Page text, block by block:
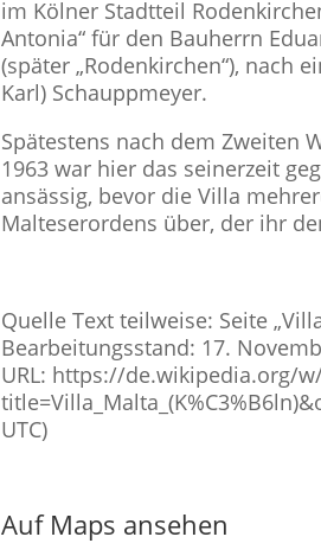
im Kölner Stadtteil
Antonia“ für den Bauherrn
(später „Rodenkirchen“), nach
Karl) Schauppmeyer.
Spätestens nach dem Zweiten
1963 war hier das seinerzeit
ansässig, bevor die Villa
Malteserordens über, der ihr
Quelle Text teilweise: Seite
Bearbeitungsstand: 17.
URL: https://de.wikipedia.org/
UTC)
Auf Maps ansehen